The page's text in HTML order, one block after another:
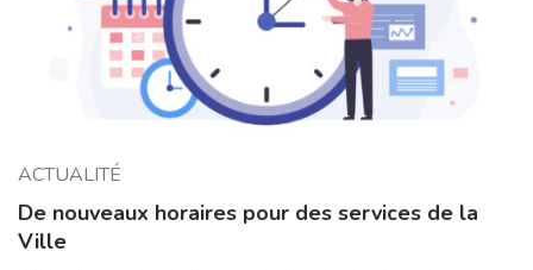
ACTUALITÉ
De nouveaux horaires pour des services de la
Ville